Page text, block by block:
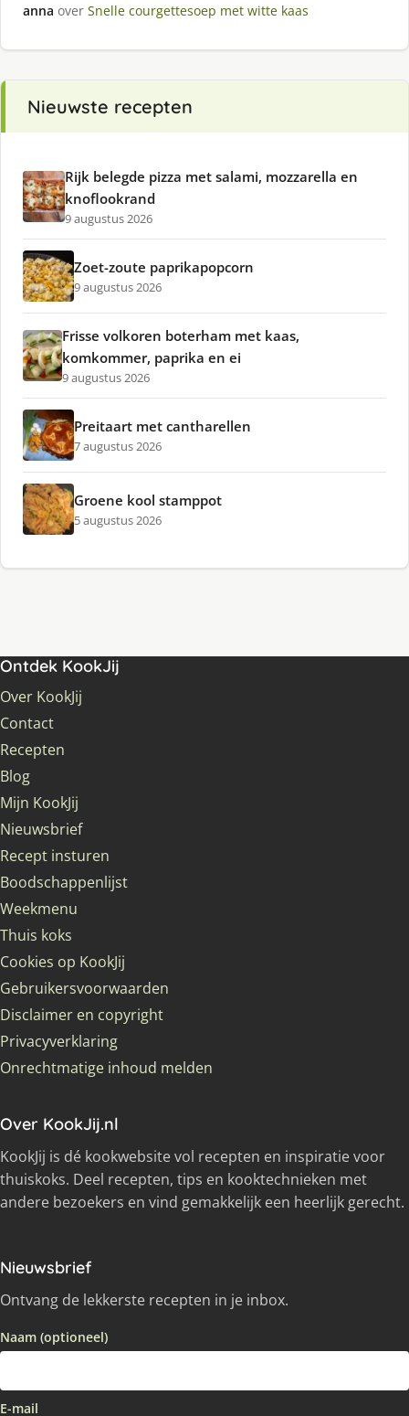
anna over Snelle courgettesoep met witte kaas
Nieuwste recepten
Rijk belegde pizza met salami, mozzarella en
knoflookrand
9 augustus 2026
Zoet-zoute paprikapopcorn
9 augustus 2026
Frisse volkoren boterham met kaas,
komkommer, paprika en ei
9 augustus 2026
Preitaart met cantharellen
7 augustus 2026
Groene kool stamppot
5 augustus 2026
Ontdek KookJij
Over KookJij
Contact
Recepten
Blog
Mijn KookJij
Nieuwsbrief
Recept insturen
Boodschappenlijst
Weekmenu
Thuis koks
Cookies op KookJij
Gebruikersvoorwaarden
Disclaimer en copyright
Privacyverklaring
Onrechtmatige inhoud melden
Over KookJij.nl
KookJij is dé kookwebsite vol recepten en inspiratie voor
thuiskoks. Deel recepten, tips en kooktechnieken met
andere bezoekers en vind gemakkelijk een heerlijk gerecht.
Nieuwsbrief
Ontvang de lekkerste recepten in je inbox.
Naam (optioneel)
E-mail